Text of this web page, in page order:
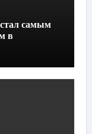
самым
в